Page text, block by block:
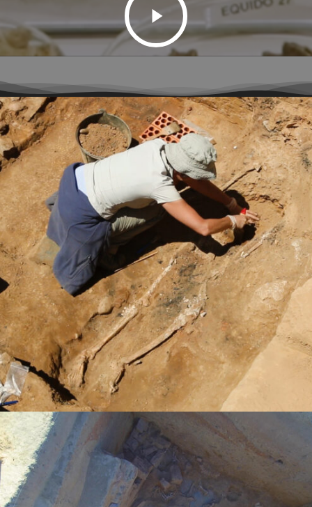
para cortometrajes y series de animación,
algunos de ellos han sido premiados en
festivales de cine.
DOCUMENTALES:
5105 Historia de una fuga de Mauthausen
(2017), dirección y guion.
Los últimos esclavos(2015), dirección y
guion,
Los versos de Safo
(2014), dirección y
guion,
Tengo una familia(2012) codirección y
guion,
Tras los recuerdos
(2010) dirección y
guion,
Nocturnos (2010) codirección y guion,
Teclee 33 (2010) codirección y guion,
Jugársela cada día(2009) dirección y
guion,
50 años del Plan Badajoz(2009)
codirección y guion,
Vidas(2008), codirección y guion.
CORTOMETRAJES:
La palabra L(2015), dirección y guion.
13 segundos (2013), dirección y guion.
El Museo (2012), dirección y guion
Presentadores (2011), dirección y guion
El sueño del pez cebra
(2010), dirección y
guion.